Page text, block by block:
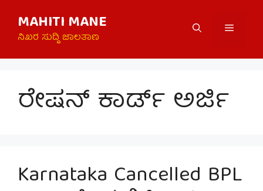
content
MAHITI MANE
ನಿಖರ ಸುದ್ದಿ ಜಾಲತಾಣ
Menu
ರೇಷನ್ ಕಾರ್ಡ್ ಅರ್ಜಿ
Karnataka Cancelled BPL